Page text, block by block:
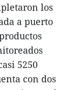
los
a puerto
5250
con dos